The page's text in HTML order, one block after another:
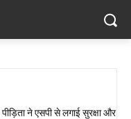
ने एसपी से लगाई सुरक्षा और